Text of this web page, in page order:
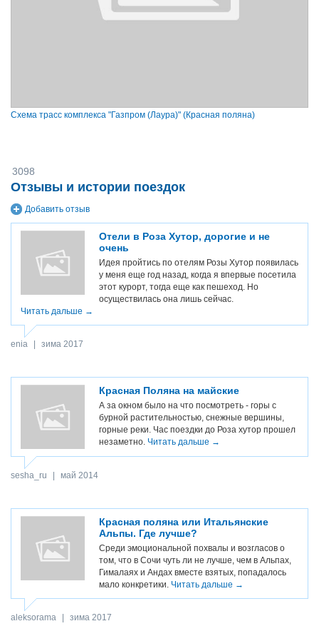
Схема трасс комплекса "Газпром (Лаура)" (Красная поляна)
Добавить отзыв
Отзывы и истории поездок
3098
Отели в Роза Хутор, дорогие и не
очень
Идея пройтись по отелям Розы Хутор появилась
у меня еще год назад, когда я впервые посетила
этот курорт, тогда еще как пешеход. Но
осуществилась она лишь сейчас.
Читать дальше →
enia зима 2017
Красная Поляна на майские
А за окном было на что посмотреть - горы с
бурной растительностью, снежные вершины,
горные реки. Час поездки до Роза хутор прошел
незаметно. Читать дальше →
sesha_ru май 2014
Красная поляна или Итальянские
Альпы. Где лучше?
Среди эмоциональной похвалы и возгласов о
том, что в Сочи чуть ли не лучше, чем в Альпах,
Гималаях и Андах вместе взятых, попадалось
мало конкретики. Читать дальше →
aleksorama зима 2017